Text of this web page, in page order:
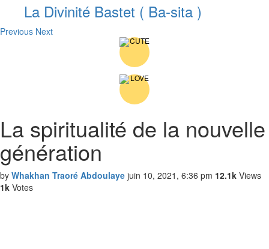
La Divinité Bastet ( Ba-sita )
Previous Next
La spiritualité de la nouvelle
génération
by Whakhan Traoré Abdoulaye juin 10, 2021, 6:36 pm 12.1k Views
1k Votes